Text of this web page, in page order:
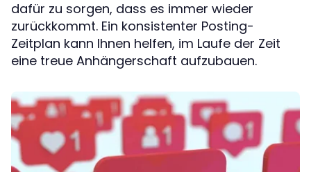
dafür zu sorgen, dass es immer wieder
zurückkommt. Ein konsistenter Posting-
Zeitplan kann Ihnen helfen, im Laufe der Zeit
eine treue Anhängerschaft aufzubauen.